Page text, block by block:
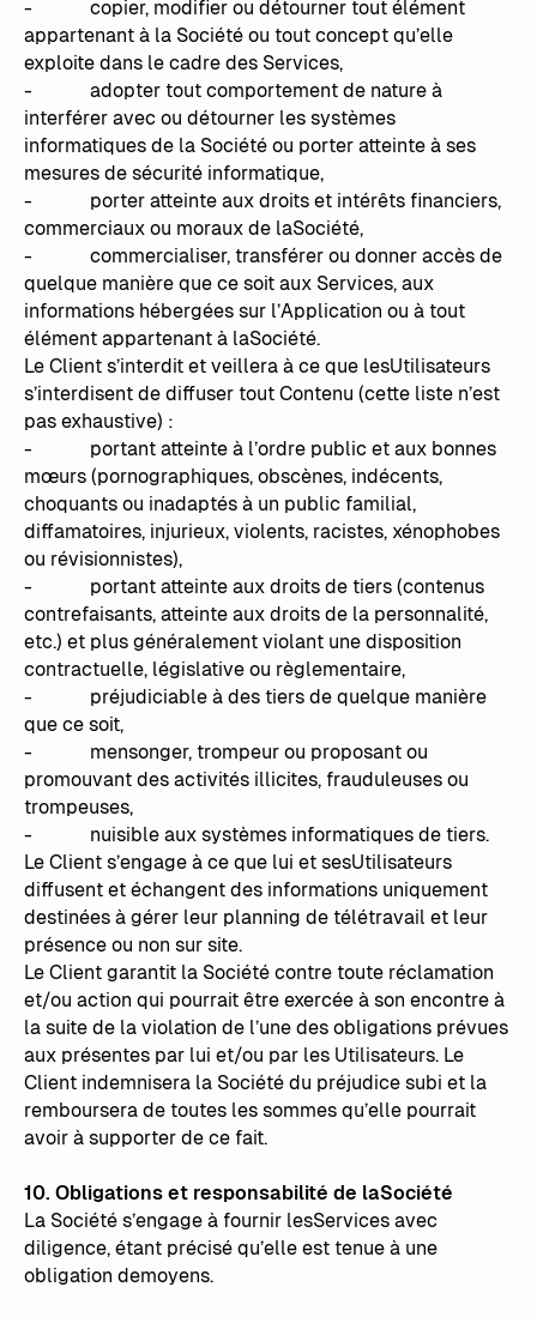
- copier, modifier ou détourner tout élément
appartenant à la Société ou tout concept qu’elle
exploite dans le cadre des Services,
- adopter tout comportement de nature à
interférer avec ou détourner les systèmes
informatiques de la Société ou porter atteinte à ses
mesures de sécurité informatique,
- porter atteinte aux droits et intérêts financiers,
commerciaux ou moraux de laSociété,
- commercialiser, transférer ou donner accès de
quelque manière que ce soit aux Services, aux
informations hébergées sur l’Application ou à tout
élément appartenant à laSociété.
Le Client s’interdit et veillera à ce que lesUtilisateurs
s’interdisent de diffuser tout Contenu (cette liste n’est
pas exhaustive) :
- portant atteinte à l’ordre public et aux bonnes
mœurs (pornographiques, obscènes, indécents,
choquants ou inadaptés à un public familial,
diffamatoires, injurieux, violents, racistes, xénophobes
ou révisionnistes),
- portant atteinte aux droits de tiers (contenus
contrefaisants, atteinte aux droits de la personnalité,
etc.) et plus généralement violant une disposition
contractuelle, législative ou règlementaire,
- préjudiciable à des tiers de quelque manière
que ce soit,
- mensonger, trompeur ou proposant ou
promouvant des activités illicites, frauduleuses ou
trompeuses,
- nuisible aux systèmes informatiques de tiers.
Le Client s’engage à ce que lui et sesUtilisateurs
diffusent et échangent des informations uniquement
destinées à gérer leur planning de télétravail et leur
présence ou non sur site.
Le Client garantit la Société contre toute réclamation
et/ou action qui pourrait être exercée à son encontre à
la suite de la violation de l’une des obligations prévues
aux présentes par lui et/ou par les Utilisateurs. Le
Client indemnisera la Société du préjudice subi et la
remboursera de toutes les sommes qu’elle pourrait
avoir à supporter de ce fait.
10. Obligations et responsabilité de laSociété
La Société s’engage à fournir lesServices avec
diligence, étant précisé qu’elle est tenue à une
obligation demoyens.